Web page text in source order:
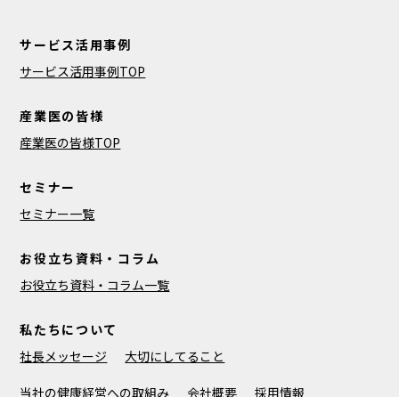
サービス活用事例
サービス活用事例TOP
産業医の皆様
産業医の皆様TOP
セミナー
セミナー一覧
お役立ち資料・コラム
お役立ち資料・コラム一覧
私たちについて
社長メッセージ
大切にしてること
当社の健康経営への取組み 会社概要 採用情報